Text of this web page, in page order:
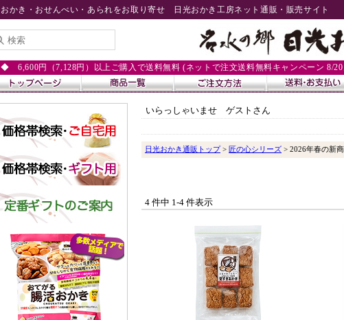
おかき・おせんべい・あられをお取り寄せ 日光おかき工房ネット通販・販売サイト
◆ 6,600円（7,128円）以上ご購入で送料無料 (ネットで注文送料無料キャンペーン 8/20
いらっしゃいませ ゲストさん
日光おかき通販トップ> 匠の心シリーズ > 2026年春の新
4 件中 1-4 件表示